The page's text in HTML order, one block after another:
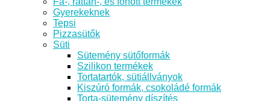
Gyerekeknek
Tepsi
Pizzasütők
Süti
Sütemény sütőformák
Szilikon termékek
Tortatartók, sütiállványok
Kiszúró formák, csokoládé formák
Torta-sütemény díszítés